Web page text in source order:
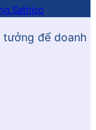
Sathico
tưởng để doanh